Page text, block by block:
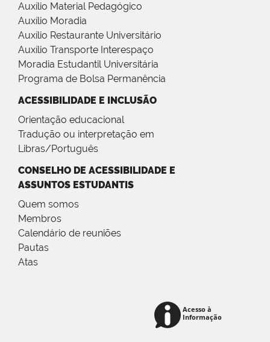
Auxílio Material Pedagógico
Auxílio Moradia
Auxílio Restaurante Universitário
Auxílio Transporte Interespaço
Moradia Estudantil Universitária
Programa de Bolsa Permanência
ACESSIBILIDADE E INCLUSÃO
Orientação educacional
Tradução ou interpretação em
Libras/Português
CONSELHO DE ACESSIBILIDADE E
ASSUNTOS ESTUDANTIS
Quem somos
Membros
Calendário de reuniões
Pautas
Atas